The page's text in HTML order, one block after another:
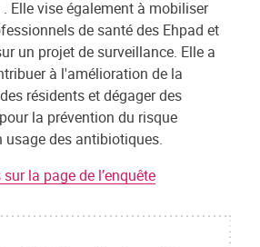
Elle vise également à mobiliser
de santé des Ehpad et
un projet de surveillance. Elle a
à l'amélioration de la
résidents et dégager des
la prévention du risque
usage des antibiotiques.
la page de l’enquête